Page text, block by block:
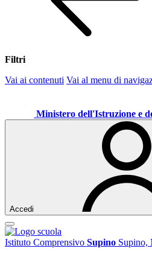
Filtri
Vai ai contenuti Vai al menu di
Ministero dell'Istruzione e
Accedi
Istituto Comprensivo Supino Supino,